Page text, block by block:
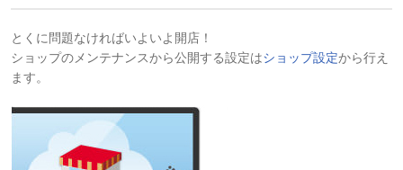
とくに問題なければいよいよ開店！
ショップのメンテナンスから公開する設定はショップ設定から行え
ます。